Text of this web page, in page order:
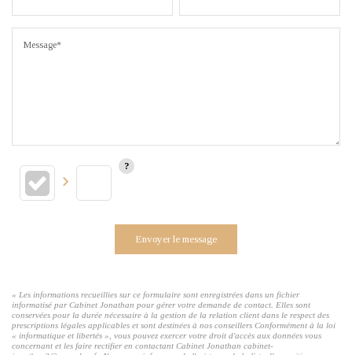
Message*
Envoyer le message
« Les informations recueillies sur ce formulaire sont enregistrées dans un fichier
informatisé par Cabinet Jonathan pour gérer votre demande de contact. Elles sont
conservées pour la durée nécessaire à la gestion de la relation client dans le respect des
prescriptions légales applicables et sont destinées à nos conseillers Conformément à la loi
« informatique et libertés », vous pouvez exercer votre droit d'accès aux données vous
concernant et les faire rectifier en contactant Cabinet Jonathan cabinet-